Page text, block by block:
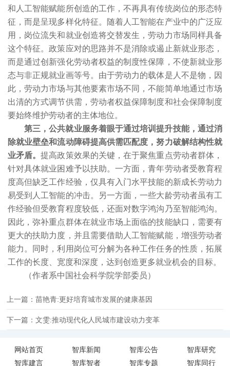
和人工智能赋能所创造的工作，不再具有传统岗位的形态特
征，而是呈现多样化特征。随着人工智能在产业中的广泛应
用，岗位流失和就业创造将交替发生，劳动力市场同样具备
这个特征。政策应对的思路并不是消除或遏止新就业形态，
而是通过创新强化劳动者权益的制度性保障，不使新就业形
态与非正规就业画等号。由于劳动力的载体是人不是物，因
此，劳动力市场与其他要素市场不同，不能简单地通过市场
出清的方式调节供需，劳动者权益保障制度和社会保障制度
要始终维护劳动者的主体地位。
第三，公共就业服务着眼于通过培训提升技能，通过消
除就业壁垒和流动障碍提高供需匹配度，努力破解结构性就
业矛盾。提高政策效果的关键，在于聚焦重点劳动者群体，
针对具体就业困难予以扶助。一方面，青年劳动者受教育程
度高但缺乏工作经验，仅具有入门水平技能的新成长劳动力
易受到人工智能的冲击。另一方面，一些大龄劳动者虽有工
作经验但受教育程度较低，还面对数字鸿沟乃至智能鸿沟。
因此，弥补重点群体在就业市场上面临的技能缺口，需要有
更大的扶助力度，并且需要借助人工智能赋能，增强劳动者
能力。同时，利用岗位可分解为各种工作任务的性质，拓展
工作的长度、宽度和深度，达到创造更多就业机会的目标。
（作者系中国社会科学院学部委员）
上一篇：苗艳青:更好培育城市发展的健康基因
下一篇：文雯:推动现代化人民城市建设动力变革
网站首页 智库新闻 智库公告
智库研究
智库建言
智库智者 智库专题 智库同行